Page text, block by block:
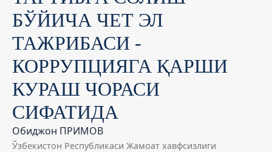
БЎЙИЧА ЧЕТ ЭЛ
ТАЖРИБАСИ -
КОРРУПЦИЯГА ҚАРШИ
КУРАШ ЧОРАСИ
СИФАТИДА
Обиджон ПРИМОВ
Ўзбекистон Республикаси Жамоат хавфсизлиги